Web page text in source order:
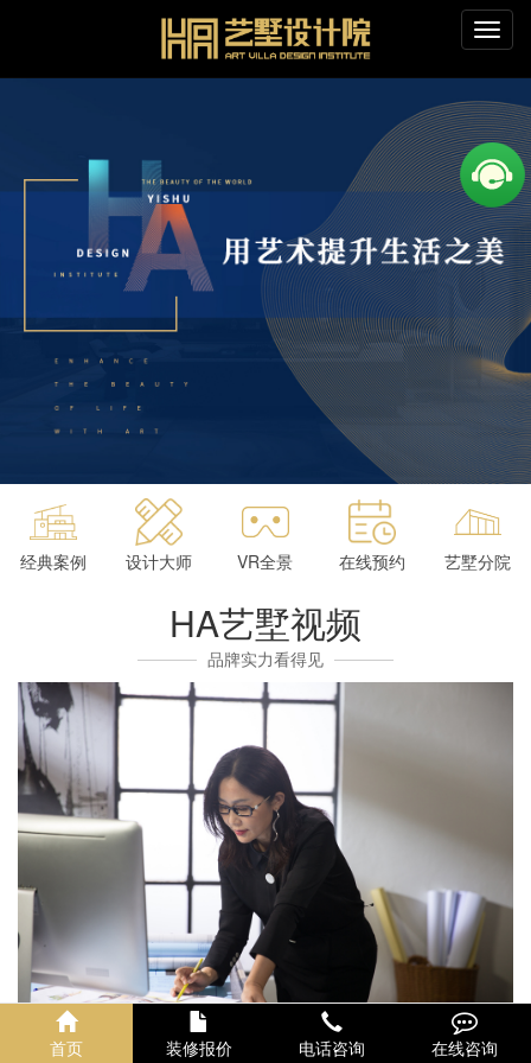
经典案例 设计大师 VR全景 在线预约 艺墅分院
HA艺墅视频
品牌实力看得见
首页 装修报价 电话咨询 在线咨询